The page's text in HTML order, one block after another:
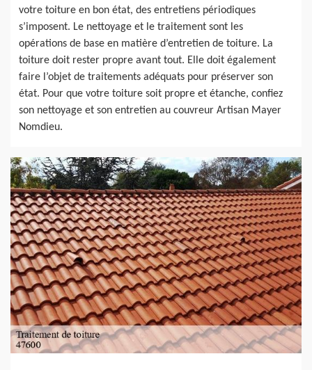
votre toiture en bon état, des entretiens périodiques
s’imposent. Le nettoyage et le traitement sont les
opérations de base en matière d’entretien de toiture. La
toiture doit rester propre avant tout. Elle doit également
faire l’objet de traitements adéquats pour préserver son
état. Pour que votre toiture soit propre et étanche, confiez
son nettoyage et son entretien au couvreur Artisan Mayer
Nomdieu.